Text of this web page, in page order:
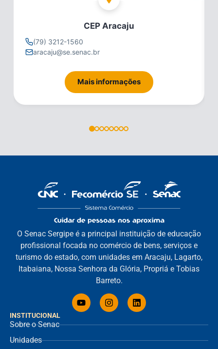
CEP Aracaju
(79) 3212-1560
aracaju@se.senac.br
Mais informações
INSTITUCIONAL
Sobre o Senac
Unidades
O Senac Sergipe é a principal instituição de educação
profissional focada no comércio de bens, serviços e
turismo do estado, com unidades em Aracaju, Lagarto,
Itabaiana, Nossa Senhora da Glória, Propriá e Tobias
Barreto.